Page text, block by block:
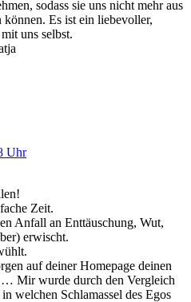
sodass sie uns nicht mehr aus
können. Es ist ein liebevoller,
uns selbst.
Uhr
Zeit.
Anfall an Enttäuschung, Wut,
erwischt.
auf deiner Homepage deinen
… Mir wurde durch den Vergleich
welchen Schlamassel des Egos